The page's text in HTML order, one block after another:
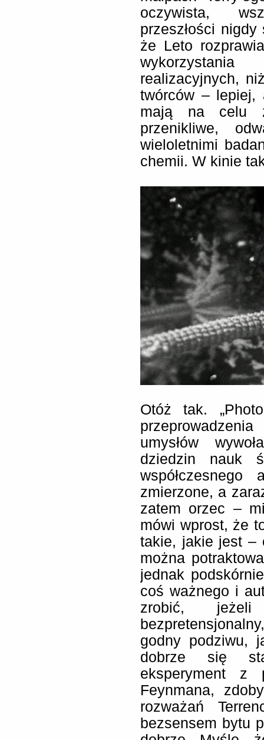
oczywista,
przeszłości
że Leto
realizacyjnych,
twórców –
mają na celu
przenikliwe,
wieloletnimi
chemii. W kinie
Otóż tak.
umysłów
dziedzin nauk
zmierzone, a
zatem orzec –
mówi wprost, że
takie, jakie jest –
można
jednak
coś ważnego i
zrobić,
godny podziwu,
dobrze się
eksperyment z
Feynmana,
rozważań
bezsensem bytu